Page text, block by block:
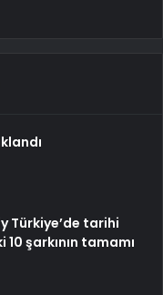
Türkiye’de tarihi
şarkının tamamı